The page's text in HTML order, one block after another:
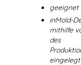
geeignet
inMold-
mithilfe
des